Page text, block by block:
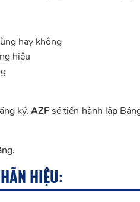
hay không
hiệu
ký,AZFsẽ tiến hành lập
HIỆU: